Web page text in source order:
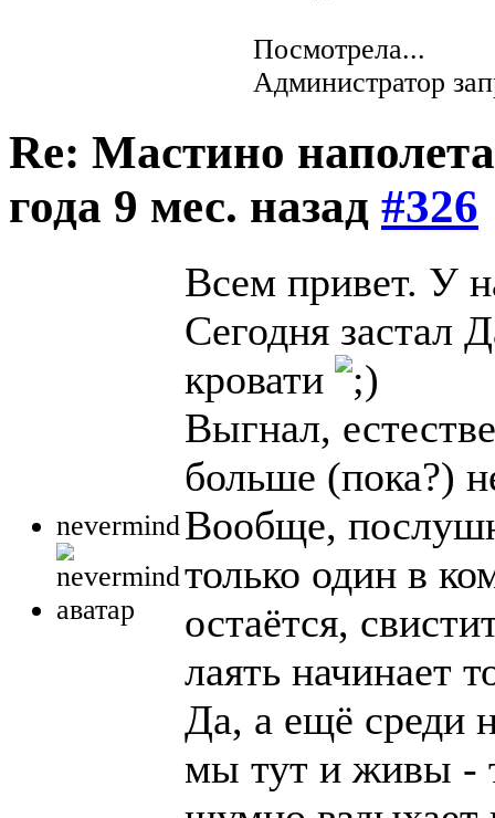
Посмотрела...
Администратор
Re: Мастино
года 9 мес. назад #326
nevermind
Всем привет. У
Сегодня застал
кровати
Выгнал,
больше (пока?)
Вообще,
только один в
остаётся,
лаять начинает
Да, а ещё среди
мы тут и живы -